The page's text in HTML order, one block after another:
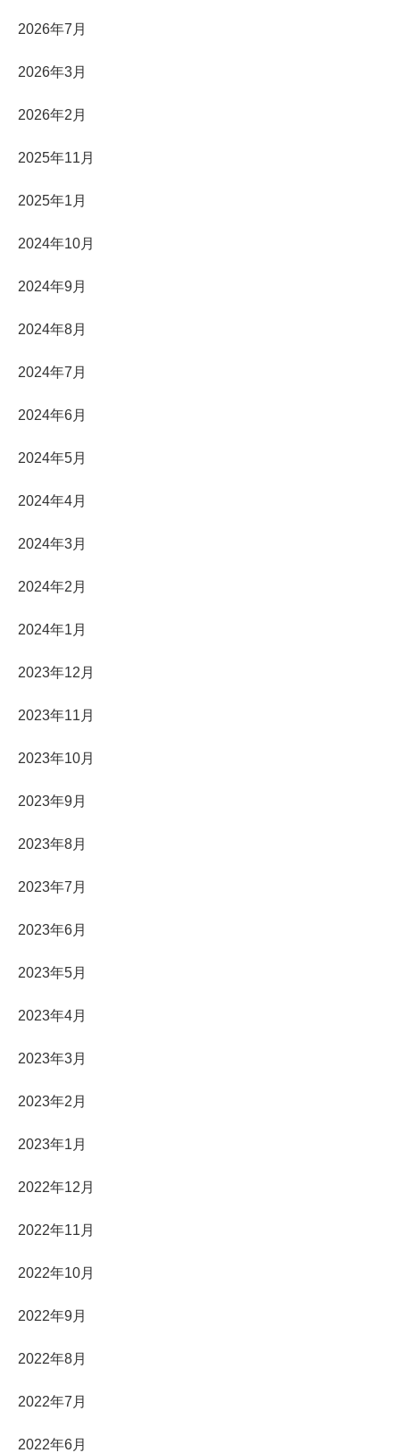
2026年7月
2026年3月
2026年2月
2025年11月
2025年1月
2024年10月
2024年9月
2024年8月
2024年7月
2024年6月
2024年5月
2024年4月
2024年3月
2024年2月
2024年1月
2023年12月
2023年11月
2023年10月
2023年9月
2023年8月
2023年7月
2023年6月
2023年5月
2023年4月
2023年3月
2023年2月
2023年1月
2022年12月
2022年11月
2022年10月
2022年9月
2022年8月
2022年7月
2022年6月